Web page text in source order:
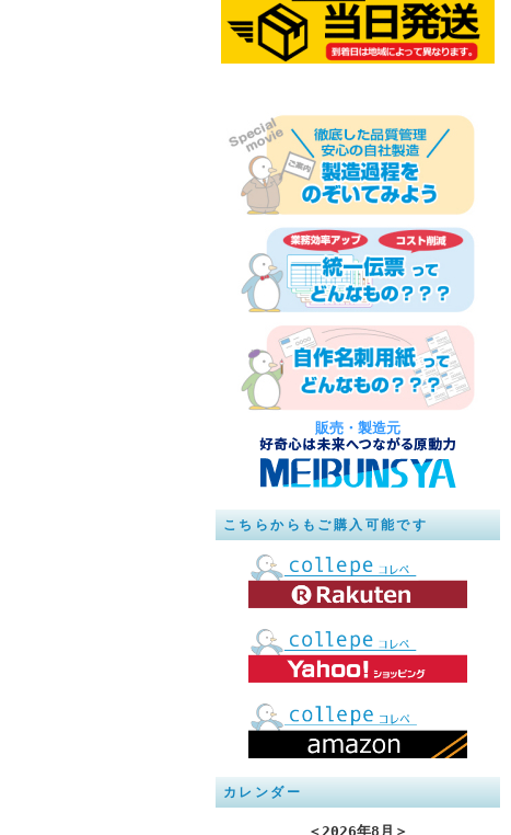
販売・製造元
こちらからもご購入可能です
カレンダー
＜ 2026年8月 ＞